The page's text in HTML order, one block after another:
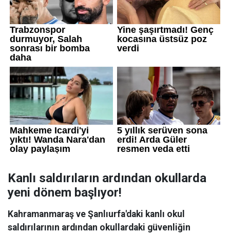
Kanlı saldırıların ardından okullarda
yeni dönem başlıyor!
Kahramanmaraş ve Şanlıurfa'daki kanlı okul
saldırılarının ardından okullardaki güvenliğin